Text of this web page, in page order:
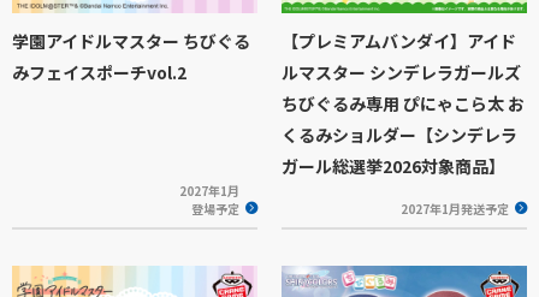
学園アイドルマスター ちびぐる
みフェイスポーチvol.2
2027年1月
登場予定
【プレミアムバンダイ】アイド
ルマスター シンデレラガールズ
ちびぐるみ専用 ぴにゃこら太 お
くるみショルダー【シンデレラ
ガール総選挙2026対象商品】
2027年1月発送予定